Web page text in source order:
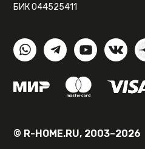
БИК 044525411
© R-HOME.RU, 2003–2026